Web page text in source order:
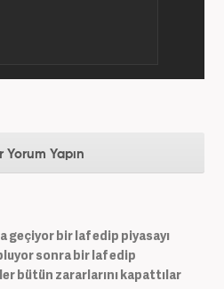
Yorum Yapın
geçiyor bir laf edip piyasayı
sonra bir laf edip
bütün zararlarını kapattılar